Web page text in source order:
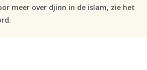
meer over djinn in de islam, zie het